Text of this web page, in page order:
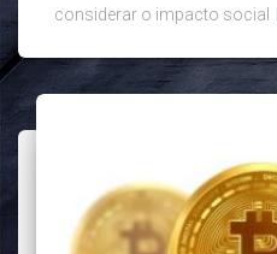
considerar o impacto social